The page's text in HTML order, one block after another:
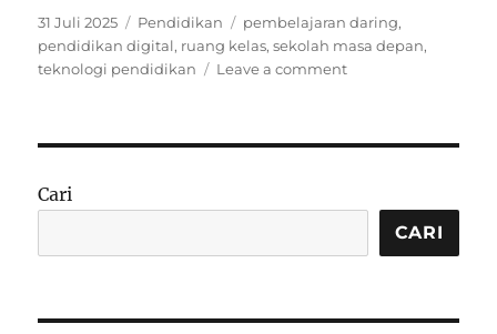
Posted
on
31 Juli 2025 Categories
Pendidikan Tags
pembelajaran daring,
pendidikan digital, ruang kelas,sekolah masa depan,
teknologi pendidikan
Leave a commenton
Butuh
Ruang
Kelas
Bisa
Cari
CARI